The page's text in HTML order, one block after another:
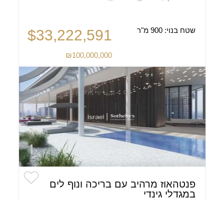
שטח בנוי:900 מ"ר $33,222,591
₪100,000,000
פנטהאוז מרהיב עם בריכה ונוף לים
במגדלי גינדי